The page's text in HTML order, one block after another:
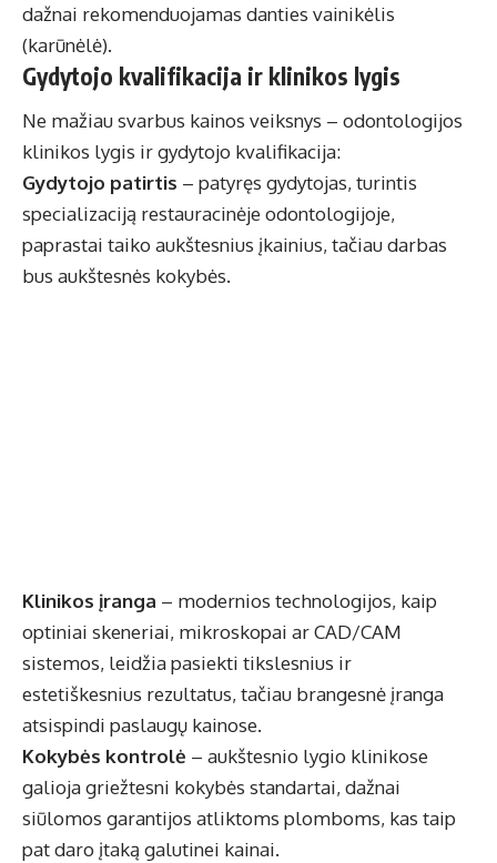
dažnai rekomenduojamas danties vainikėlis
(karūnėlė).
Gydytojo kvalifikacija ir klinikos lygis
Ne mažiau svarbus kainos veiksnys – odontologijos
klinikos lygis ir gydytojo kvalifikacija:
Gydytojo patirtis – patyręs gydytojas, turintis
specializaciją restauracinėje odontologijoje,
paprastai taiko aukštesnius įkainius, tačiau darbas
bus aukštesnės kokybės.
Klinikos įranga – modernios technologijos, kaip
optiniai skeneriai, mikroskopai ar CAD/CAM
sistemos, leidžia pasiekti tikslesnius ir
estetiškesnius rezultatus, tačiau brangesnė įranga
atsispindi paslaugų kainose.
Kokybės kontrolė – aukštesnio lygio klinikose
galioja griežtesni kokybės standartai, dažnai
siūlomos garantijos atliktoms plomboms, kas taip
pat daro įtaką galutinei kainai.